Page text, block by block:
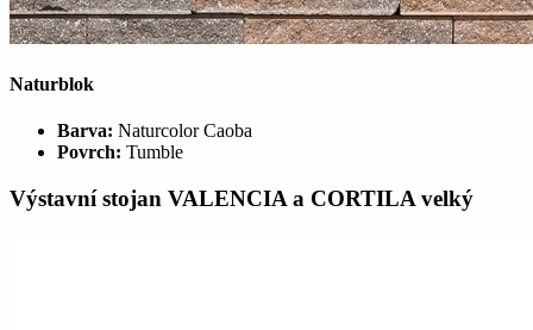
Naturblok
Barva: Naturcolor Caoba
Povrch: Tumble
Výstavní stojan VALENCIA a CORTILA velký